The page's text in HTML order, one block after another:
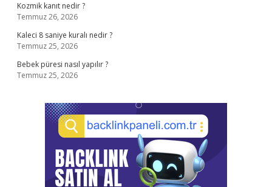
Kozmik kanıt nedir ?
Temmuz 26, 2026
Kaleci 8 saniye kuralı nedir ?
Temmuz 25, 2026
Bebek püresi nasıl yapılır ?
Temmuz 25, 2026